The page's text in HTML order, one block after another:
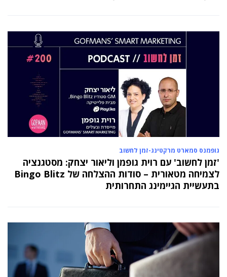
גופמנס סמארט מרקטינג-זמן לחשוב
'זמן לחשוב' עם רוית גופמן וליאור יצחק: מסטגנציה
לצמיחה מטאורית – סודות ההצלחה של Bingo Blitz
בתעשיית הגיימינג התחרותית